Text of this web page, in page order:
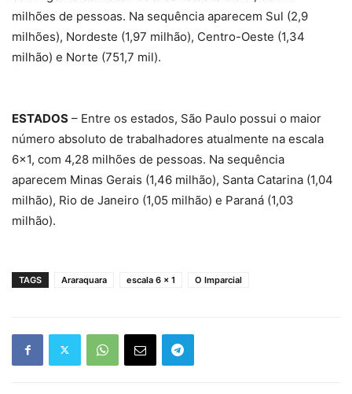
milhões de pessoas. Na sequência aparecem Sul (2,9
milhões), Nordeste (1,97 milhão), Centro-Oeste (1,34
milhão) e Norte (751,7 mil).
ESTADOS – Entre os estados, São Paulo possui o maior
número absoluto de trabalhadores atualmente na escala
6×1, com 4,28 milhões de pessoas. Na sequência
aparecem Minas Gerais (1,46 milhão), Santa Catarina (1,04
milhão), Rio de Janeiro (1,05 milhão) e Paraná (1,03
milhão).
TAGS Araraquara escala 6 x 1 O Imparcial